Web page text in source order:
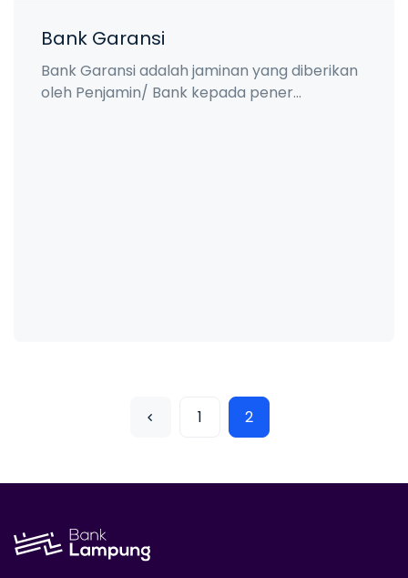
Bank Garansi
Bank Garansi adalah jaminan yang diberikan
oleh Penjamin/ Bank kepada pener...
1 2